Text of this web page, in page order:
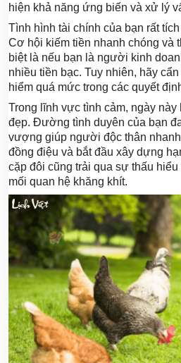
hiện khả năng ứng biến và xử lý
Tình hình tài chính của bạn rất
Cơ hội kiếm tiền nhanh chóng và
biệt là nếu bạn là người kinh
nhiều tiền bạc. Tuy nhiên, hãy
hiểm quá mức trong các quyết
Trong lĩnh vực tình cảm, ngày
đẹp. Đường tình duyên của bạn
vượng giúp người độc thân
đồng điệu và bắt đầu xây dựng
cặp đôi cũng trải qua sự thấu hiểu
mối quan hệ khăng khít.